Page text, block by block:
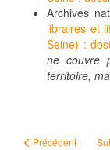
Archives
libraires et
Seine) :
ne couvre
territoire,
Article précédent :
Précédent